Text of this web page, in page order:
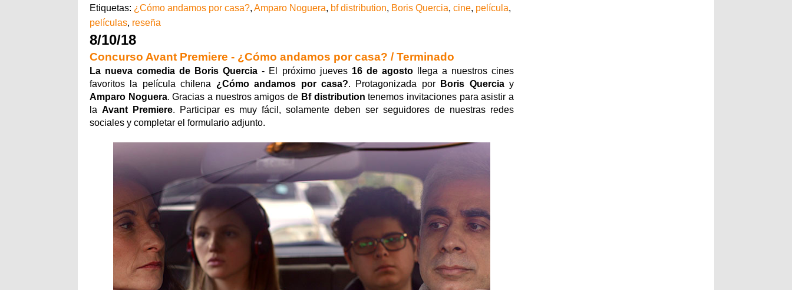
Etiquetas: ¿Cómo andamos por casa?, Amparo Noguera, bf distribution, Boris Quercia, cine, película,
películas, reseña
8/10/18
Concurso Avant Premiere - ¿Cómo andamos por casa? / Terminado
La nueva comedia de Boris Quercia - El próximo jueves 16 de agosto
llega a nuestros cines
favoritos la película chilena ¿Cómo andamos por casa?. Protagonizada por Boris Querciay
Amparo Noguera. Gracias a nuestros amigos de Bf distribution tenemos invitaciones para asistir a
la Avant Premiere. Participar es muy fácil, solamente deben ser seguidores de nuestras redes
sociales y completar el formulario adjunto.